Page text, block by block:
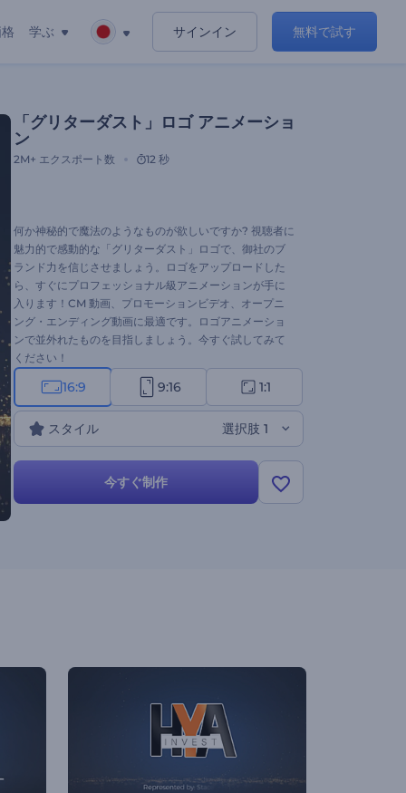
学ぶ サインイン 無料で試す
「グリターダスト」ロゴ アニメーショ
ン
2M+ エクスポート数 12 秒
何か神秘的で魔法のようなものが欲しいですか? 視聴者に
魅力的で感動的な「グリターダスト」ロゴで、御社のブ
ランド力を信じさせましょう。ロゴをアップロードした
ら、すぐにプロフェッショナル級アニメーションが手に
入ります！CM 動画、プロモーションビデオ、オープニ
ング・エンディング動画に最適です。ロゴアニメーショ
ンで並外れたものを目指しましょう。今すぐ試してみて
ください！
16:9 9:16 1:1
スタイル 選択肢 1
今すぐ制作